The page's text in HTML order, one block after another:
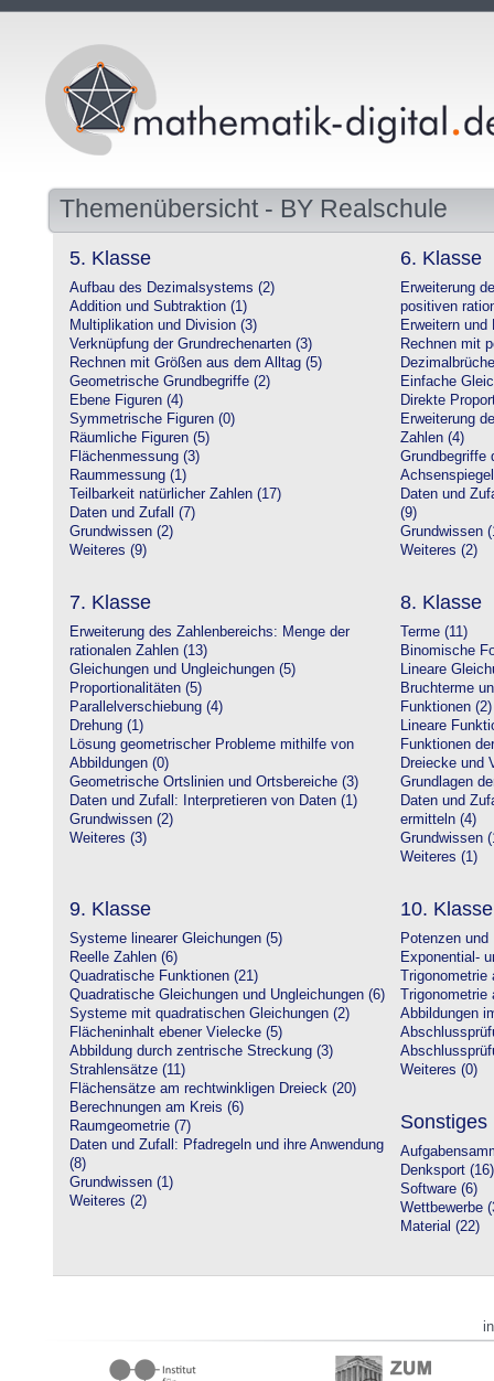
Themenübersicht - BY Realschule
5. Klasse
Aufbau des Dezimalsystems (2)
Addition und Subtraktion (1)
Multiplikation und Division (3)
Verknüpfung der Grundrechenarten (3)
Rechnen mit Größen aus dem Alltag (5)
Geometrische Grundbegriffe (2)
Ebene Figuren (4)
Symmetrische Figuren (0)
Räumliche Figuren (5)
Flächenmessung (3)
Raummessung (1)
Teilbarkeit natürlicher Zahlen (17)
Daten und Zufall (7)
Grundwissen (2)
Weiteres (9)
6. Klasse
Erweiterung
positiven
Erweitern und
Rechnen mit
Einfache
Direkte
Erweiterung
Zahlen (4)
Grundbegriffe
Daten und
(9)
Grundwissen
Weiteres (2)
7. Klasse
Erweiterung des Zahlenbereichs: Menge der
rationalen Zahlen (13)
Gleichungen und Ungleichungen (5)
Proportionalitäten (5)
Parallelverschiebung (4)
Drehung (1)
Lösung geometrischer Probleme mithilfe von
Abbildungen (0)
Geometrische Ortslinien und Ortsbereiche (3)
Daten und Zufall: Interpretieren von Daten (1)
Grundwissen (2)
Weiteres (3)
8. Klasse
Terme (11)
Binomische
Lineare
Bruchterme
Funktionen (2)
Lineare
Funktionen
Dreiecke und
Grundlagen
Daten und
ermitteln (4)
Grundwissen
Weiteres (1)
9. Klasse
Systeme linearer Gleichungen (5)
Reelle Zahlen (6)
Quadratische Funktionen (21)
Quadratische Gleichungen und Ungleichungen (6)
Systeme mit quadratischen Gleichungen (2)
Flächeninhalt ebener Vielecke (5)
Abbildung durch zentrische Streckung (3)
Strahlensätze (11)
Flächensätze am rechtwinkligen Dreieck (20)
Berechnungen am Kreis (6)
Raumgeometrie (7)
Daten und Zufall: Pfadregeln und ihre Anwendung
(8)
Grundwissen (1)
Weiteres (2)
10. Klasse
Potenzen
Exponential-
Abbildungen
Weiteres (0)
Sonstiges
Denksport (16)
Software (6)
Wettbewerbe
Material (22)